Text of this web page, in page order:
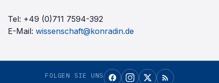
Tel: +49 (0)711 7594-392
E-Mail: wissenschaft@konradin.de
FOLGEN SIE UNS